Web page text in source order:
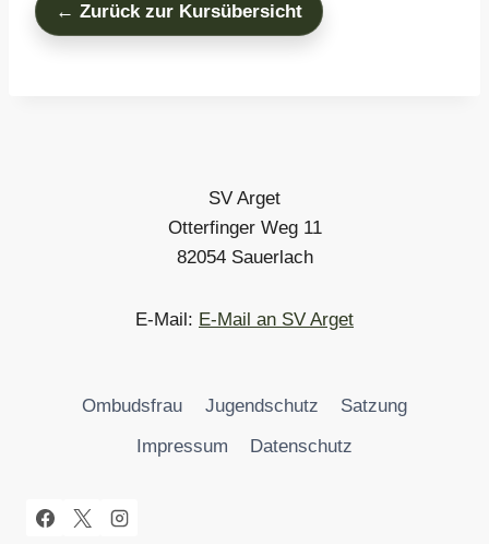
← Zurück zur Kursübersicht
SV Arget
Otterfinger Weg 11
82054 Sauerlach
E-Mail: E-Mail an SV Arget
Ombudsfrau Jugendschutz
Satzung
Impressum
Datenschutz